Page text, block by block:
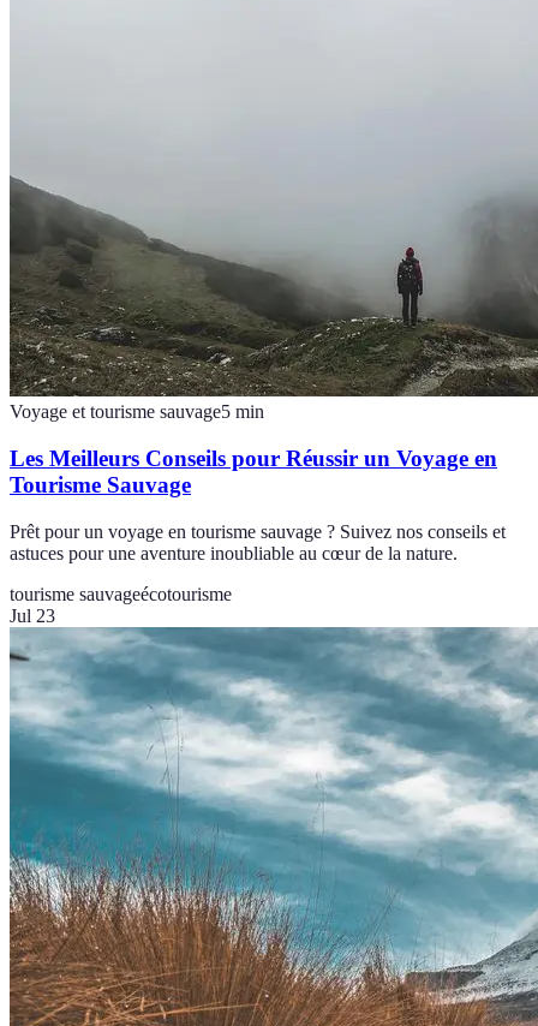
Voyage et tourisme sauvage5 min
Les Meilleurs Conseils pour Réussir un Voyage en
Tourisme Sauvage
Prêt pour un voyage en tourisme sauvage ? Suivez nos conseils et
astuces pour une aventure inoubliable au cœur de la nature.
tourisme sauvageécotourisme
Jul 23